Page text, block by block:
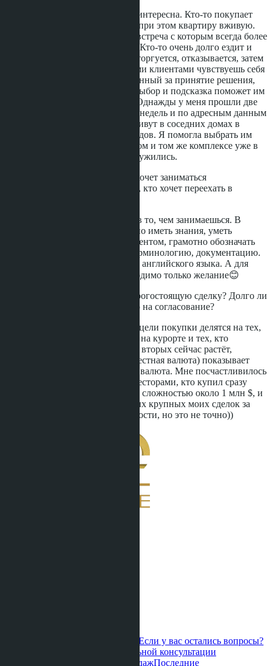
Каждая сделка по-своему интересна. Кто-то покупает
онлайн, никогда не видев при этом квартиру вживую.
Это особый вид клиента, встреча с которым всегда более
волнительна и интересна. Кто-то очень долго ездит и
смотрит разные объекты, торгуется, отказывается, затем
обращается снова. С такими клиентами чувствуешь себя
как наставник и ответственный за принятие решения,
потому что именно твой выбор и подсказка поможет им
в выборе недвижимости. Однажды у меня прошли две
сделки, с разницей в пару недель и по адресным данным
я обнаружила, что люди живут в соседних домах в
одном из российских городов. Я помогла выбрать им
соседнюю квартиру в одном и том же комплексе уже в
Таиланде. Эти семьи подружились.
Что посоветуете тем, кто хочет заниматься
недвижимостью? Или тем, кто хочет переехать в
Самое важное влюбиться в то, чем занимаешься. В
недвижимости очень важно иметь знания, уметь
правильно общаться к клиентом, грамотно обозначать
критерии поиска, знать терминологию, документацию.
Абсолютно точно - знание английского языка. А для
переезда в Таиланд необходимо только желание😊
Расскажите про самую дорогостоящую сделку? Долго ли
шла сделка? Сколько ушло на согласование?
покупатели и клиенты по цели покупки делятся на тех,
кто покупает для себя дом на курорте и тех, кто
инвестирует. Численность вторых сейчас растёт,
поскольку Тайский Бат (местная валюта) показывает
себя как очень стабильная валюта. Мне посчастливилось
работать с клиентами-инвесторами, кто купил сразу
около 20ти квартир общей сложностью около 1 млн $, и
по-моему это одна из самых крупных моих сделок за
время работы в недвижимости, но это не точно))
Если у вас остались вопросы?
Свяжитесь с нами для персональной консультации
Старт продажПоследние